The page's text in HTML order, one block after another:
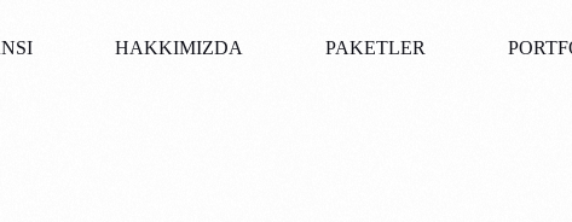
HAKKIMIZDA PAKETLER